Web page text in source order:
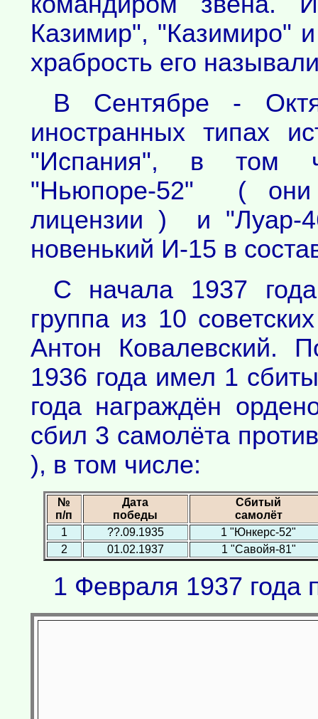
Казимир", "Казимиро"
храбрость его
В Сентябре -
иностранных типах
"Испания", в том
"Ньюпоре-52" ( они
лицензии ) и "Луар-
новенький И-15 в
С начала 1937
группа из 10
Антон Ковалевский.
1936 года имел 1
года награждён
сбил 3 самолёта
), в том числе:
№
п/п
Дата
победы
Сбитый
самолёт
1
??.09.1935
1 "Юнкерс-52"
2
01.02.1937 1 "Савойя-81"
1 Февраля 1937 года